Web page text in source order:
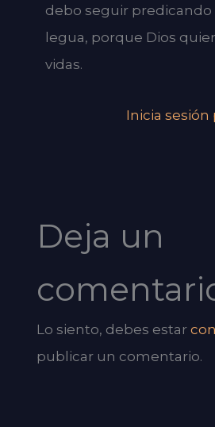
debo seguir predicando
legua, porque Dios
vidas.
Inicia
Deja un
Lo siento, debes estar
publicar un comentario.